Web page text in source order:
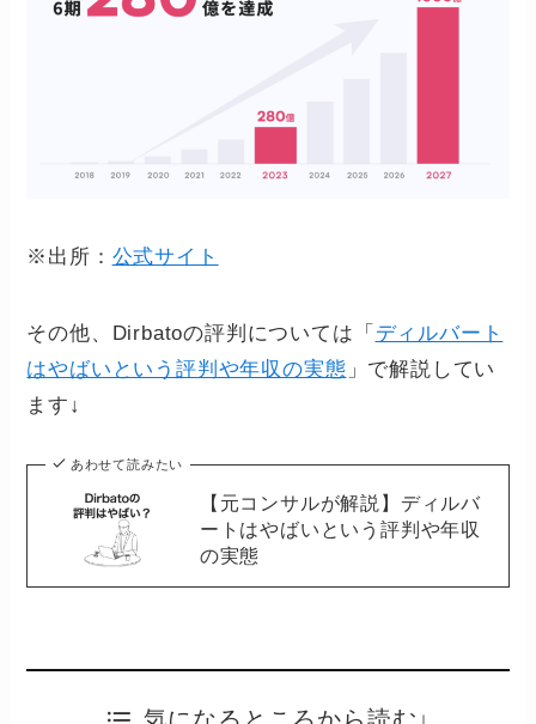
※出所： 公式サイト
その他、Dirbatoの評判については「 ディルバート
はやばいという評判や年収の実態 」で解説してい
ます↓
あわせて読みたい
【元コンサルが解説】ディルバ
ートはやばいという評判や年収
の実態